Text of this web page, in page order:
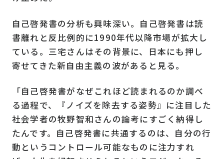
自己啓発書の分析も興味深い。自己啓発書は読
書離れと反比例的に1990年代以降市場が拡大し
ている。三宅さんはその背景に、日本にも押し
寄せてきた新自由主義の波があると見る。
「自己啓発書がなぜこれほど読まれるのか調べ
る過程で、『ノイズを除去する姿勢』に注目した
社会学者の牧野智和さんの論考にすごく納得し
たんです。自己啓発書に共通するのは、自分の行
動というコントロール可能なものに注力すれ